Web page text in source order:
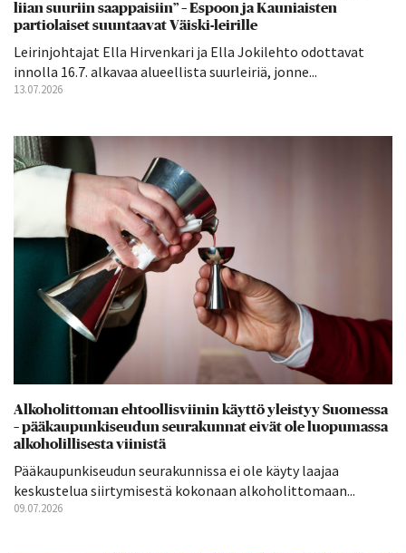
liian suuriin saappaisiin” – Espoon ja Kauniaisten
partiolaiset suuntaavat Väiski-leirille
Leirinjohtajat Ella Hirvenkari ja Ella Jokilehto odottavat
innolla 16.7. alkavaa alueellista suurleiriä, jonne...
13.07.2026
Alkoholittoman ehtoollisviinin käyttö yleistyy Suomessa
– pääkaupunkiseudun seurakunnat eivät ole luopumassa
alkoholillisesta viinistä
Pääkaupunkiseudun seurakunnissa ei ole käyty laajaa
keskustelua siirtymisestä kokonaan alkoholittomaan...
09.07.2026